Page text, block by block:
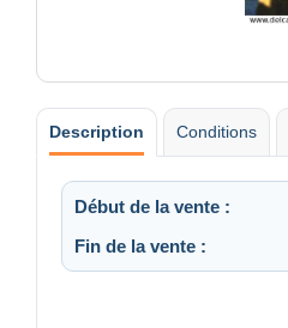
Description Conditions
Début de la vente :
Fin de la vente :